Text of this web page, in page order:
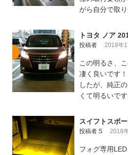
がら自分で取り
トヨタ ノア
投稿者 2018年
この明るさ、
凄く良いです
したが、純正
くて明るいで
スイフトスポ
投稿者 S 2018
フォグ専用